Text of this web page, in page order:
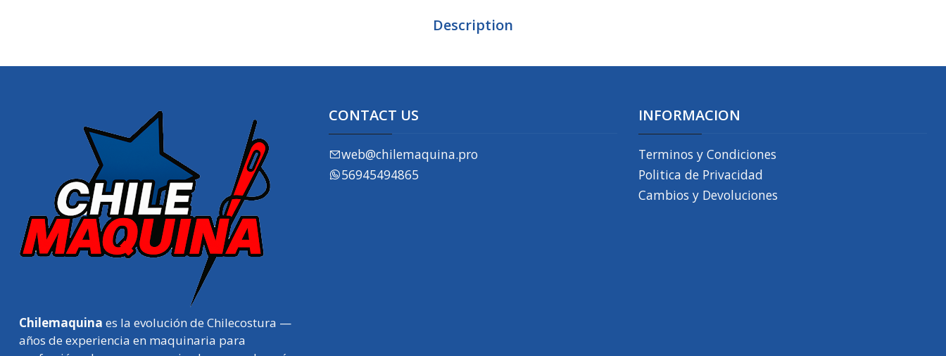
Description
Chilemaquina es la evolución de Chilecostura —
años de experiencia en maquinaria para
CONTACT US
web@chilemaquina.pro
56945494865
INFORMACION
Terminos y Condiciones
Politica de Privacidad
Cambios y Devoluciones